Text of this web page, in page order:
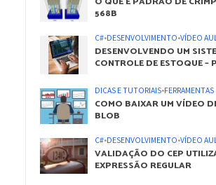
568B
C#•DESENVOLVIMENTO•VÍDEO
DESENVOLVENDO UM
CONTROLE DE ESTOQUE –
DICAS E TUTORIAIS•FERRAMENTAS
COMO BAIXAR UM VÍDEO
BLOB
C#•DESENVOLVIMENTO•VÍDEO
VALIDAÇÃO DO CEP
EXPRESSÃO REGULAR